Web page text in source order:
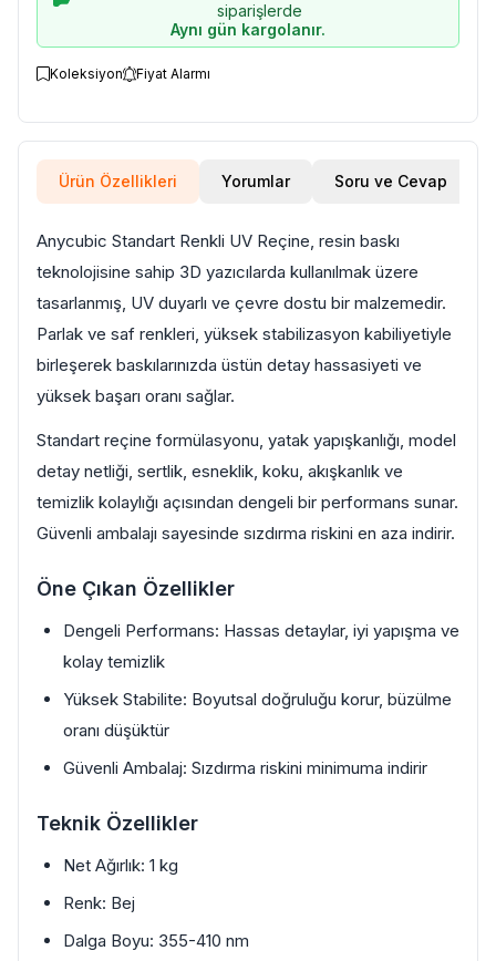
siparişlerde
Aynı gün kargolanır.
Koleksiyon Fiyat Alarmı
Ürün Özellikleri Yorumlar Soru ve Cevap
Anycubic Standart Renkli UV Reçine, resin baskı
teknolojisine sahip 3D yazıcılarda kullanılmak üzere
tasarlanmış, UV duyarlı ve çevre dostu bir malzemedir.
Parlak ve saf renkleri, yüksek stabilizasyon kabiliyetiyle
birleşerek baskılarınızda üstün detay hassasiyeti ve
yüksek başarı oranı sağlar.
Standart reçine formülasyonu, yatak yapışkanlığı, model
detay netliği, sertlik, esneklik, koku, akışkanlık ve
temizlik kolaylığı açısından dengeli bir performans sunar.
Güvenli ambalajı sayesinde sızdırma riskini en aza indirir.
Öne Çıkan Özellikler
Dengeli Performans: Hassas detaylar, iyi yapışma ve
kolay temizlik
Yüksek Stabilite: Boyutsal doğruluğu korur, büzülme
oranı düşüktür
Güvenli Ambalaj: Sızdırma riskini minimuma indirir
Teknik Özellikler
Net Ağırlık: 1 kg
Renk: Bej
Dalga Boyu: 355-410 nm